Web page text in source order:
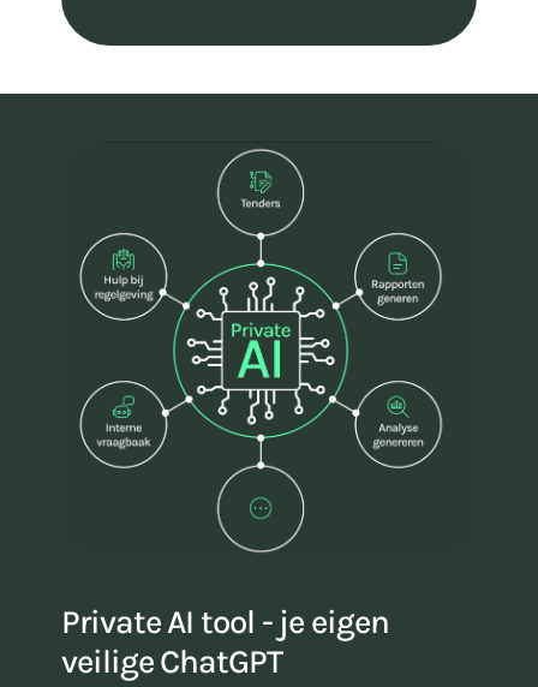
Private AI tool - je eigen
veilige ChatGPT